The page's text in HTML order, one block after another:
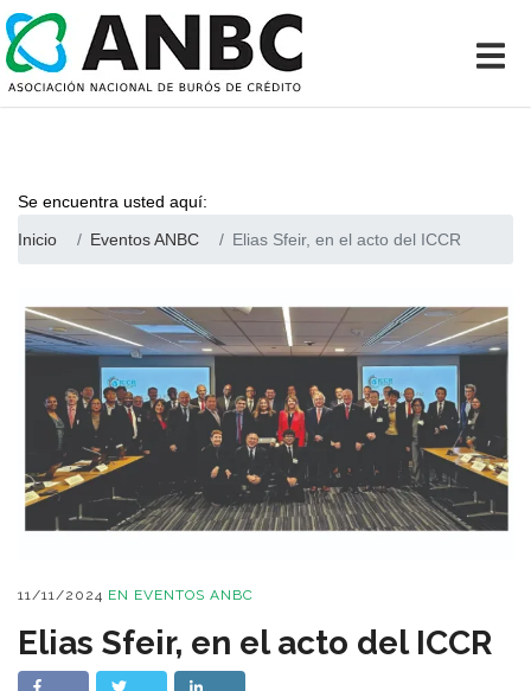
Se encuentra usted aquí:
Inicio
Eventos ANBC Elias Sfeir, en el acto del ICCR
11/11/2024 EN EVENTOS ANBC
Elias Sfeir, en el acto del ICCR